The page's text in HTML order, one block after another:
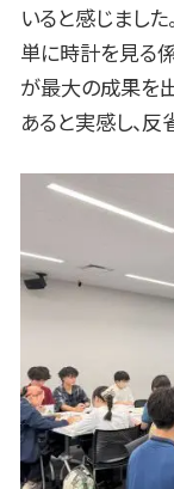
いると感じました。
単に時計を見る
が最大の成果を
あると実感し、